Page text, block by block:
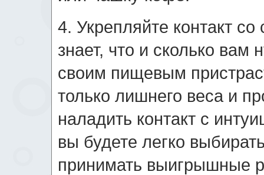
4. Укрепляйте контакт
знает, что и сколько
своим пищевым
только лишнего веса и
наладить контакт с
вы будете легко
принимать выигрышные